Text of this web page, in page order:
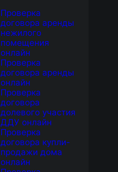
Проверка
договора аренды
нежилого
помещения
онлайн
Проверка
договора аренды
онлайн
Проверка
договора
долевого участия
ДДУ онлайн
Проверка
договора купли-
продажи дома
онлайн